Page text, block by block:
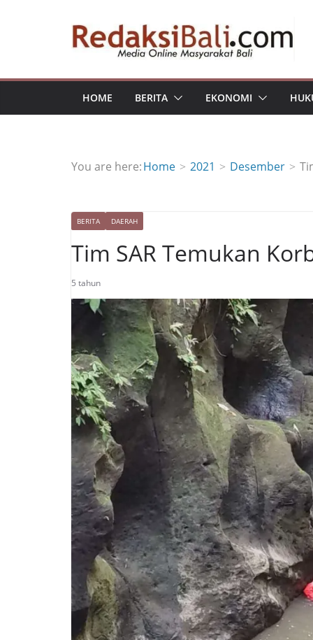
HOME BERITA EKONOMI
You are here:Home 2021 Desember
BERITA DAERAH
Tim SAR Temukan
5 tahun